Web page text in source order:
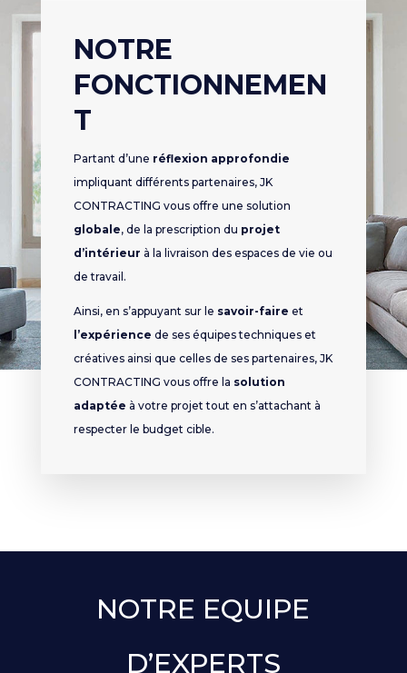
NOTRE
FONCTIONNEMEN
T
Partant d’une réflexion approfondie
impliquant différents partenaires, JK
CONTRACTING vous offre une solution
globale, de la prescription du projet
d’intérieur à la livraison des espaces de vie ou
de travail.
Ainsi, en s’appuyant sur le savoir-faire et
l’expérience de ses équipes techniques et
créatives ainsi que celles de ses partenaires, JK
CONTRACTING vous offre la solution
adaptée à votre projet tout en s’attachant à
respecter le budget cible.
NOTRE EQUIPE
D’EXPERTS